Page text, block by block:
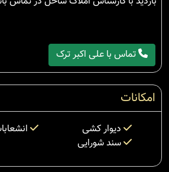
تماس با علی اکبر ترک
امکانات
دیوار کشی
سند شورایی